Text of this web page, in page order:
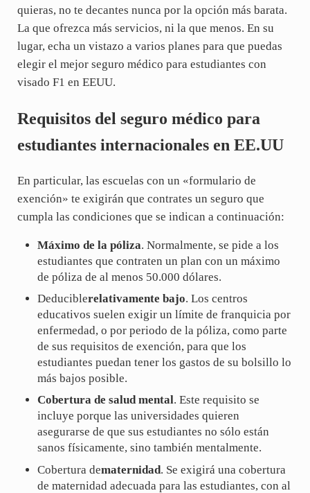
quieras, no te decantes nunca por la opción más barata.
La que ofrezca más servicios, ni la que menos. En su
lugar, echa un vistazo a varios planes para que puedas
elegir el mejor seguro médico para estudiantes con
visado F1 en EEUU.
Requisitos del seguro médico para
estudiantes internacionales en EE.UU
En particular, las escuelas con un «formulario de
exención» te exigirán que contrates un seguro que
cumpla las condiciones que se indican a continuación:
Máximo de la póliza. Normalmente, se pide a los
estudiantes que contraten un plan con un máximo
de póliza de al menos 50.000 dólares.
Deduciblerelativamente bajo. Los centros
educativos suelen exigir un límite de franquicia por
enfermedad, o por periodo de la póliza, como parte
de sus requisitos de exención, para que los
estudiantes puedan tener los gastos de su bolsillo lo
más bajos posible.
Cobertura de salud mental. Este requisito se
incluye porque las universidades quieren
asegurarse de que sus estudiantes no sólo están
sanos físicamente, sino también mentalmente.
Cobertura dematernidad. Se exigirá una cobertura
de maternidad adecuada para las estudiantes, con al